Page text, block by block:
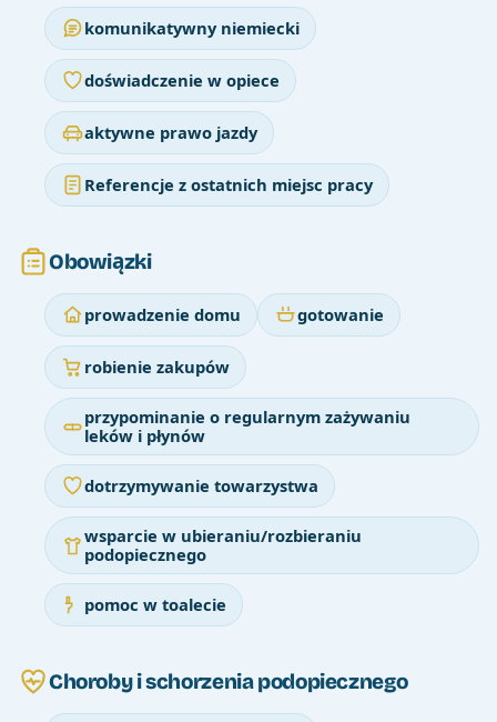
komunikatywny niemiecki
doświadczenie w opiece
aktywne prawo jazdy
Referencje z ostatnich miejsc pracy
Obowiązki
prowadzenie domu gotowanie
robienie zakupów
przypominanie o regularnym zażywaniu
leków i płynów
dotrzymywanie towarzystwa
wsparcie w ubieraniu/rozbieraniu
podopiecznego
pomoc w toalecie
Choroby i schorzenia podopiecznego